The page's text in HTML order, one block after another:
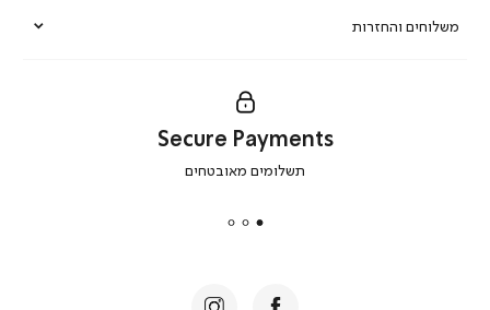
משלוחים והחזרות
secure
|
Secure Payments
תשלומים מאובטחים